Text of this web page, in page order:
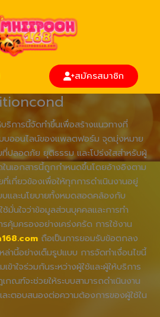
สมัครสมาชิก
ริการนี้จัดทำขึ้นเพื่อสร้างแนวทางที่
บบออนไลน์ของแพลตฟอร์ม จุดมุ่งหมาย
ปลอดภัย ยุติธรรม และโปร่งใสสำหรับผู้
นเอกสารนี้ถูกกำหนดขึ้นโดยอ้างอิงตาม
เกี่ยวข้องเพื่อให้ทุกการดำเนินงานอยู่
บและนโยบายทั้งหมดสอดคล้องกับ
ช้มั่นใจว่าข้อมูลส่วนบุคคลและการทำ
คุ้มครองอย่างเคร่งครัด การใช้งาน
ถือเป็นการยอมรับข้อตกลง
ล่านี้อย่างเต็มรูปแบบ การจัดทำเงื่อนไขนี้
ข้าใจร่วมกันระหว่างผู้ใช้และผู้ให้บริการ
ณฑ์จะช่วยให้ระบบสามารถดำเนินงาน
ะตอบสนองต่อความต้องการของผู้ใช้ใน